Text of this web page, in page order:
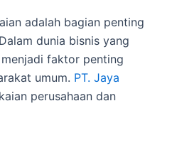
adalah bagian penting
dunia bisnis yang
faktor penting
umum. PT. Jaya
perusahaan dan